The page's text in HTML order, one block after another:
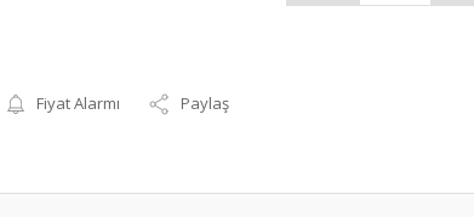
Fiyat Alarmı Paylaş